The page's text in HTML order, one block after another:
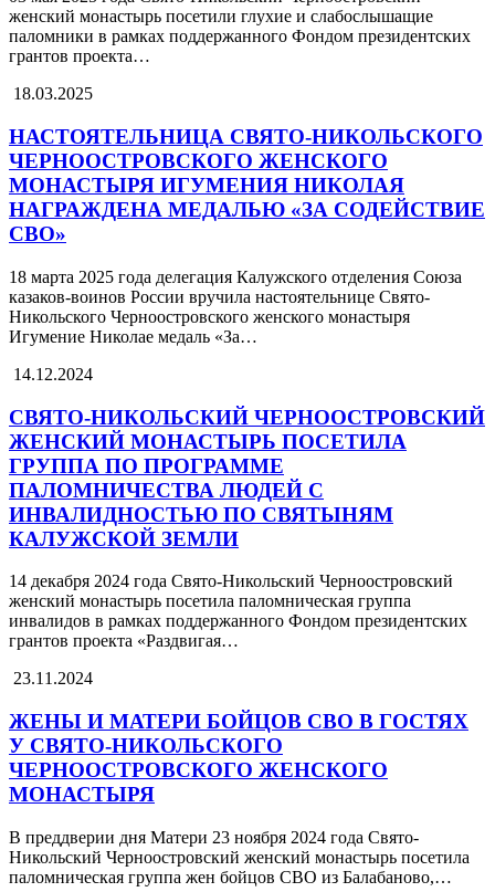
женский монастырь посетили глухие и слабослышащие
паломники в рамках поддержанного Фондом президентских
грантов проекта…
18.03.2025
НАСТОЯТЕЛЬНИЦА СВЯТО-НИКОЛЬСКОГО
ЧЕРНООСТРОВСКОГО ЖЕНСКОГО
МОНАСТЫРЯ ИГУМЕНИЯ НИКОЛАЯ
НАГРАЖДЕНА МЕДАЛЬЮ «ЗА СОДЕЙСТВИЕ
СВО»
18 марта 2025 года делегация Калужского отделения Союза
казаков-воинов России вручила настоятельнице Свято-
Никольского Черноостровского женского монастыря
Игумение Николае медаль «За…
14.12.2024
СВЯТО-НИКОЛЬСКИЙ ЧЕРНООСТРОВСКИЙ
ЖЕНСКИЙ МОНАСТЫРЬ ПОСЕТИЛА
ГРУППА ПО ПРОГРАММЕ
ПАЛОМНИЧЕСТВА ЛЮДЕЙ С
ИНВАЛИДНОСТЬЮ ПО СВЯТЫНЯМ
КАЛУЖСКОЙ ЗЕМЛИ
14 декабря 2024 года Свято-Никольский Черноостровский
женский монастырь посетила паломническая группа
инвалидов в рамках поддержанного Фондом президентских
грантов проекта «Раздвигая…
23.11.2024
ЖЕНЫ И МАТЕРИ БОЙЦОВ СВО В ГОСТЯХ
У СВЯТО-НИКОЛЬСКОГО
ЧЕРНООСТРОВСКОГО ЖЕНСКОГО
МОНАСТЫРЯ
В преддверии дня Матери 23 ноября 2024 года Свято-
Никольский Черноостровский женский монастырь посетила
паломническая группа жен бойцов СВО из Балабаново,…